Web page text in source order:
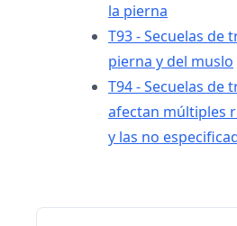
la pierna
T93 - Secuelas de
pierna y del muslo
T94 - Secuelas de
afectan múltiples
y las no